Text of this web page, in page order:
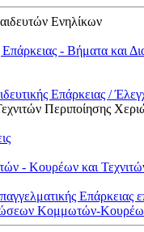
Ενηλίκων
- Βήματα και
Επάρκειας /
Περιποίησης
- Κουρέων και
Κομμωτών-